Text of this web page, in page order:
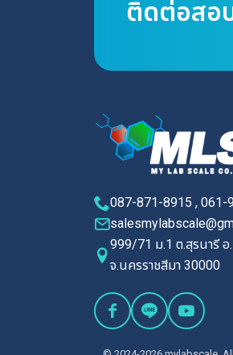
ติดต่อสอ
087-871-8915 , 061-
999/71 ม.1 ต.สุรนารี อ
จ.นครราชสีมา 30000